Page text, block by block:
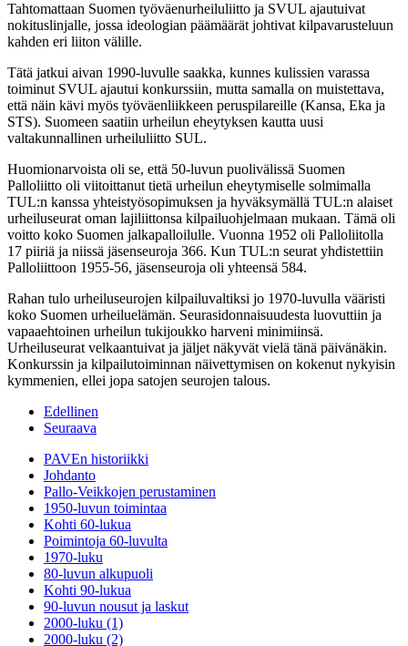
Tahtomattaan Suomen työväenurheiluliitto ja SVUL ajautuivat
nokituslinjalle, jossa ideologian päämäärät johtivat kilpavarusteluun
kahden eri liiton välille.
Tätä jatkui aivan 1990-luvulle saakka, kunnes kulissien varassa
toiminut SVUL ajautui konkurssiin, mutta samalla on muistettava,
että näin kävi myös työväenliikkeen peruspilareille (Kansa, Eka ja
STS). Suomeen saatiin urheilun eheytyksen kautta uusi
valtakunnallinen urheiluliitto SUL.
Huomionarvoista oli se, että 50-luvun puolivälissä Suomen
Palloliitto oli viitoittanut tietä urheilun eheytymiselle solmimalla
TUL:n kanssa yhteistyösopimuksen ja hyväksymällä TUL:n alaiset
urheiluseurat oman lajiliittonsa kilpailuohjelmaan mukaan. Tämä oli
voitto koko Suomen jalkapalloilulle. Vuonna 1952 oli Palloliitolla
17 piiriä ja niissä jäsenseuroja 366. Kun TUL:n seurat yhdistettiin
Palloliittoon 1955-56, jäsenseuroja oli yhteensä 584.
Rahan tulo urheiluseurojen kilpailuvaltiksi jo 1970-luvulla vääristi
koko Suomen urheiluelämän. Seurasidonnaisuudesta luovuttiin ja
vapaaehtoinen urheilun tukijoukko harveni minimiinsä.
Urheiluseurat velkaantuivat ja jäljet näkyvät vielä tänä päivänäkin.
Konkurssin ja kilpailutoiminnan näivettymisen on kokenut nykyisin
kymmenien, ellei jopa satojen seurojen talous.
Edellinen
Seuraava
PAVEn historiikki
Johdanto
Pallo-Veikkojen perustaminen
1950-luvun toimintaa
Kohti 60-lukua
Poimintoja 60-luvulta
1970-luku
80-luvun alkupuoli
Kohti 90-lukua
90-luvun nousut ja laskut
2000-luku (1)
2000-luku (2)